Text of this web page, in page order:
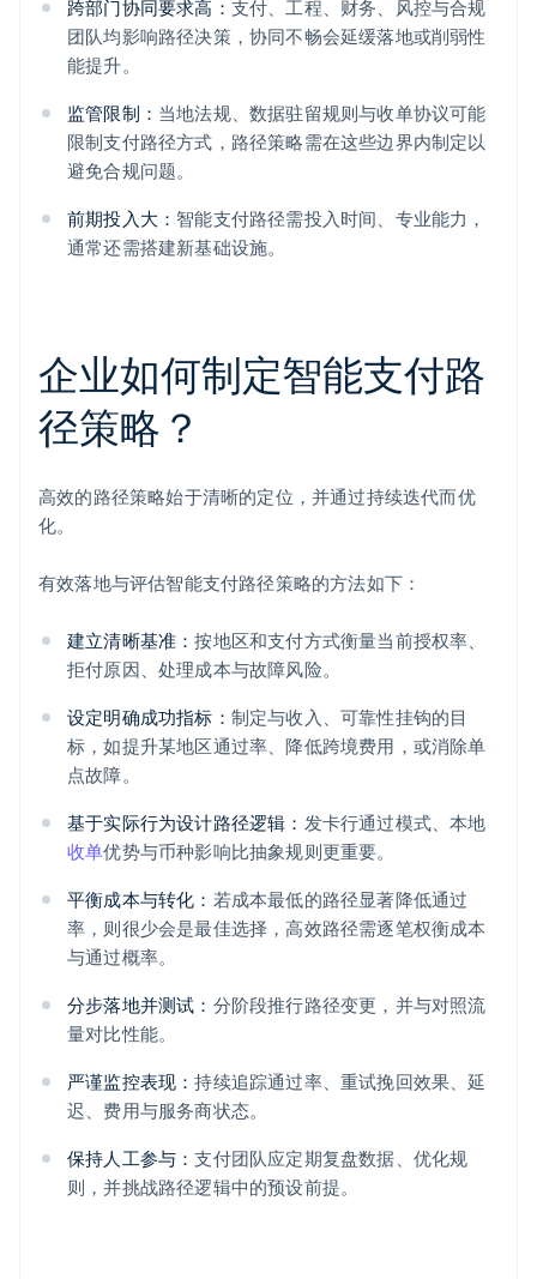
跨部门协同要求高： 支付、工程、财务、风控与合规
团队均影响路径决策，协同不畅会延缓落地或削弱性
能提升。
监管限制： 当地法规、数据驻留规则与收单协议可能
限制支付路径方式，路径策略需在这些边界内制定以
避免合规问题。
前期投入大： 智能支付路径需投入时间、专业能力，
通常还需搭建新基础设施。
企业如何制定智能支付路
径策略？
高效的路径策略始于清晰的定位，并通过持续迭代而优
化。
有效落地与评估智能支付路径策略的方法如下：
建立清晰基准：按地区和支付方式衡量当前授权率、
拒付原因、处理成本与故障风险。
设定明确成功指标： 制定与收入、可靠性挂钩的目
标，如提升某地区通过率、降低跨境费用，或消除单
点故障。
基于实际行为设计路径逻辑： 发卡行通过模式、本地
收单优势与币种影响比抽象规则更重要。
平衡成本与转化： 若成本最低的路径显著降低通过
率，则很少会是最佳选择，高效路径需逐笔权衡成本
与通过概率。
分步落地并测试： 分阶段推行路径变更，并与对照流
量对比性能。
严谨监控表现：持续追踪通过率、重试挽回效果、延
迟、费用与服务商状态。
保持人工参与：支付团队应定期复盘数据、优化规
则，并挑战路径逻辑中的预设前提。